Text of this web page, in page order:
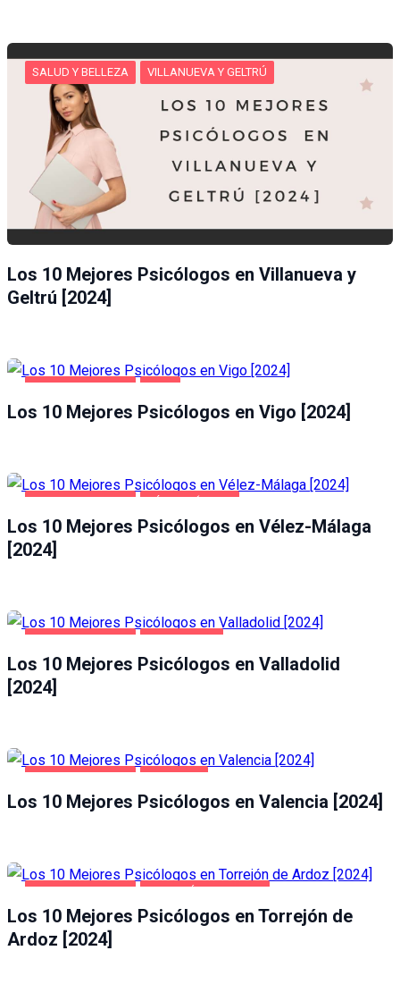
SALUD Y BELLEZA VILLANUEVA Y GELTRÚ
Los 10 Mejores Psicólogos en Villanueva y
Geltrú [2024]
Los 10 Mejores Psicólogos en Vigo [2024]
Los 10 Mejores Psicólogos en Vélez-Málaga
[2024]
Los 10 Mejores Psicólogos en Valladolid
[2024]
Los 10 Mejores Psicólogos en Valencia [2024]
Los 10 Mejores Psicólogos en Torrejón de
Ardoz [2024]